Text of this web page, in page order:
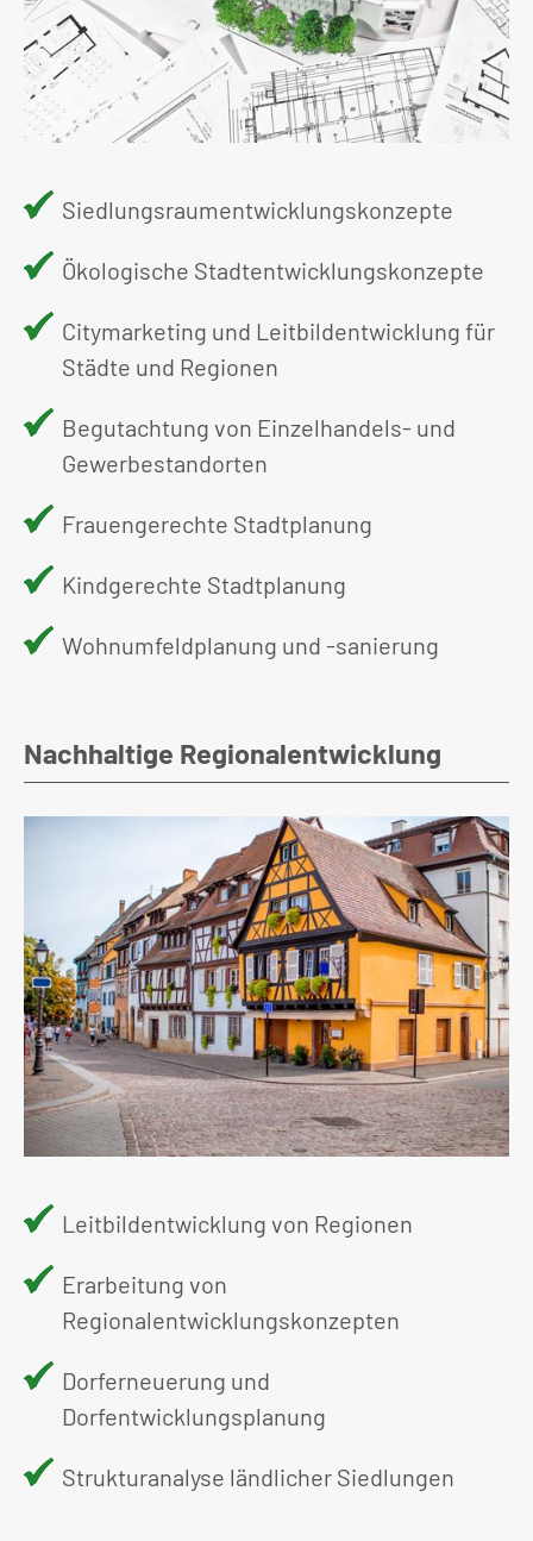
Siedlungsraumentwicklungskonzepte
Ökologische Stadtentwicklungskonzepte
Citymarketing und Leitbildentwicklung für
Städte und Regionen
Begutachtung von Einzelhandels- und
Gewerbestandorten
Frauengerechte Stadtplanung
Kindgerechte Stadtplanung
Wohnumfeldplanung und -sanierung
Nachhaltige Regionalentwicklung
Leitbildentwicklung von Regionen
Erarbeitung von
Regionalentwicklungskonzepten
Dorferneuerung und
Dorfentwicklungsplanung
Strukturanalyse ländlicher Siedlungen